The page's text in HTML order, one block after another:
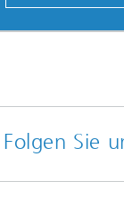
Folgen Sie